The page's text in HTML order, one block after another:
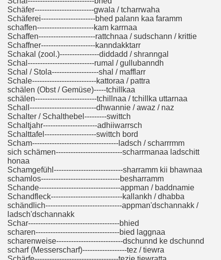
Schäfer------------------------gwala / tcharrwaha
Schäferei----------------------bhed palann kaa faramm
schaffen-----------------------kam karrnaa
Schaffen-----------------------rattchnaa / sudschann / krittie
Schaffner----------------------kanndakktarr
Schakal (zool.)----------------diddadd / shranngal
Schal---------------------------rumal / gullubanndh
Schal / Stola-------------------shal / mafflarr
Schale--------------------------kattoraa / pattra
schälen (Obst / Gemüse)-----tchillkaa
schälen-------------------------tchillnaa / tchillka uttarnaa
Schall---------------------------dhwannie / awaz / naz
Schalter / Schalthebel---------swittch
Schaltjahr----------------------adhiiwarrsch
Schalttafel---------------------swittch bord
Scham-----------------------------------ladsch / scharrrmm
sich schämen---------------------------scharrmanaa ladschitt
honaa
Schamgefühl----------------------------sharramm kii bhawnaa
schamlos--------------------------------besharramm
Schande---------------------------------appman / baddnamie
Schandfleck-----------------------------kallankh / dhabba
schändlich-------------------------------appman'dschannakk /
ladsch'dschannakk
Schar-------------------------------------bhied
scharen----------------------------------bied laggnaa
scharenweise---------------------------dschunnd ke dschunnd
scharf (Messerscharf)------------------tez / tiewra